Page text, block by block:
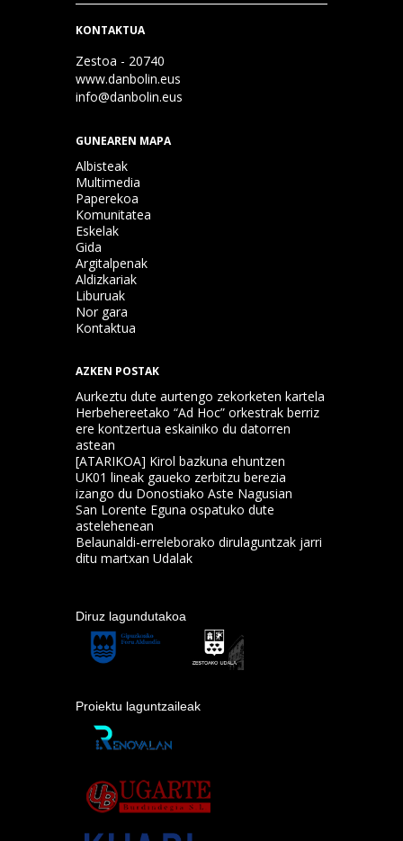
KONTAKTUA
Zestoa - 20740
www.danbolin.eus
info@danbolin.eus
GUNEAREN MAPA
Albisteak
Multimedia
Paperekoa
Komunitatea
Eskelak
Gida
Argitalpenak
Aldizkariak
Liburuak
Nor gara
Kontaktua
AZKEN POSTAK
Aurkeztu dute aurtengo zekorketen kartela
Herbehereetako “Ad Hoc” orkestrak berriz
ere kontzertua eskainiko du datorren
astean
[ATARIKOA] Kirol bazkuna ehuntzen
UK01 lineak gaueko zerbitzu berezia
izango du Donostiako Aste Nagusian
San Lorente Eguna ospatuko dute
astelehenean
Belaunaldi-erreleborako dirulaguntzak jarri
ditu martxan Udalak
Diruz lagundutakoa
Proiektu laguntzaileak